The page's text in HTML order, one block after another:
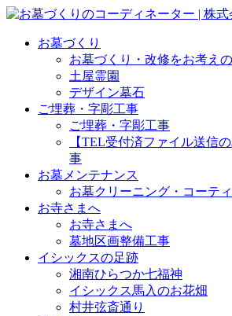
お墓づくり
お墓づくり・改修をお考え
土屋霊園
デザイン墓石
ご埋葬・字彫工事
ご埋葬・字彫工事
【TEL受付済ファイル送信
事
お墓メンテナンス
お墓クリーニング・コーテ
お寺さまへ
お寺さまへ
墓地区画整備工事
イシックスの足跡
湘南ひらつか七福神
イシックス馬入のお花畑
村井弦斎通り